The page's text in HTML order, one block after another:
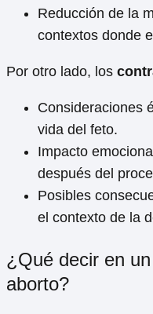
Reducción de la
contextos donde
Por otro lado, los
Consideraciones
vida del feto.
Impacto
después del
Posibles
el contexto de la
¿Qué decir en
aborto?